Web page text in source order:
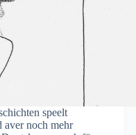
speelt
noch mehr